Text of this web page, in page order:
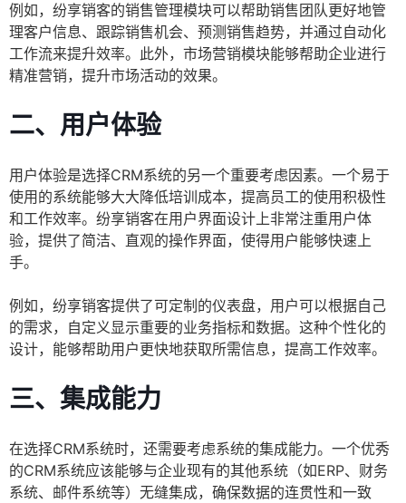
例如，纷享销客的销售管理模块可以帮助销售团队更好地管
理客户信息、跟踪销售机会、预测销售趋势，并通过自动化
工作流来提升效率。此外，市场营销模块能够帮助企业进行
精准营销，提升市场活动的效果。
二、用户体验
用户体验是选择CRM系统的另一个重要考虑因素。一个易于
使用的系统能够大大降低培训成本，提高员工的使用积极性
和工作效率。纷享销客在用户界面设计上非常注重用户体
验，提供了简洁、直观的操作界面，使得用户能够快速上
手。
例如，纷享销客提供了可定制的仪表盘，用户可以根据自己
的需求，自定义显示重要的业务指标和数据。这种个性化的
设计，能够帮助用户更快地获取所需信息，提高工作效率。
三、集成能力
在选择CRM系统时，还需要考虑系统的集成能力。一个优秀
的CRM系统应该能够与企业现有的其他系统（如ERP、财务
系统、邮件系统等）无缝集成，确保数据的连贯性和一致